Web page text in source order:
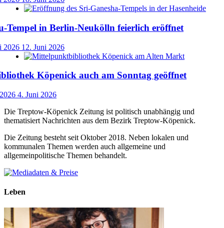
Tempel in Berlin-Neukölln feierlich eröffnet
2026 12. Juni 2026
Köpenick auch am Sonntag geöffnet
4. Juni 2026
Die Treptow-Köpenick Zeitung ist politisch unabhängig und
thematisiert Nachrichten aus dem Bezirk Treptow-Köpenick.
Die Zeitung besteht seit Oktober 2018. Neben lokalen und
kommunalen Themen werden auch allgemeine und
allgemeinpolitische Themen behandelt.
Leben